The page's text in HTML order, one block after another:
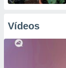
Vídeos